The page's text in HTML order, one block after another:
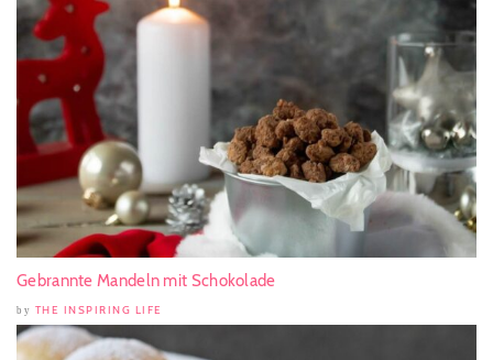
Gebrannte Mandeln mit Schokolade
by THE INSPIRING LIFE